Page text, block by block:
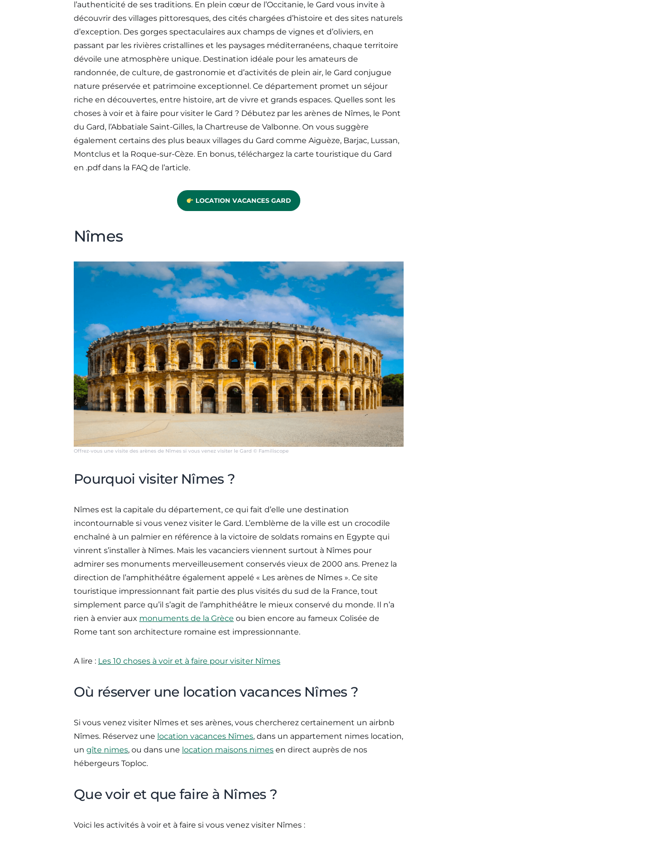
l’authenticité de ses traditions. En plein cœur de l’Occitanie, le Gard vous invite à
découvrir des villages pittoresques, des cités chargées d’histoire et des sites naturels
d’exception. Des gorges spectaculaires aux champs de vignes et d’oliviers, en
passant par les rivières cristallines et les paysages méditerranéens, chaque territoire
dévoile une atmosphère unique. Destination idéale pour les amateurs de
randonnée, de culture, de gastronomie et d’activités de plein air, le Gard conjugue
nature préservée et patrimoine exceptionnel. Ce département promet un séjour
riche en découvertes, entre histoire, art de vivre et grands espaces. Quelles sont les
choses à voir et à faire pour visiter le Gard ? Débutez par les arènes de Nîmes, le Pont
du Gard, l’Abbatiale Saint-Gilles, la Chartreuse de Valbonne. On vous suggère
également certains des plus beaux villages du Gard comme Aiguèze, Barjac, Lussan,
Montclus et la Roque-sur-Cèze. En bonus, téléchargez la carte touristique du Gard
en .pdf dans la FAQ de l’article.
LOCATION VACANCES GARD
Nîmes
Offrez-vous une visite des arènes de Nîmes si vous venez visiter le Gard © Familiscope
Pourquoi visiter Nîmes ?
Nîmes est la capitale du département, ce qui fait d’elle une destination
incontournable si vous venez visiter le Gard. L’emblème de la ville est un crocodile
enchaîné à un palmier en référence à la victoire de soldats romains en Egypte qui
vinrent s’installer à Nîmes. Mais les vacanciers viennent surtout à Nîmes pour
admirer ses monuments merveilleusement conservés vieux de 2000 ans. Prenez la
direction de l’amphithéâtre également appelé « Les arènes de Nîmes ». Ce site
touristique impressionnant fait partie des plus visités du sud de la France, tout
simplement parce qu’il s’agit de l’amphithéâtre le mieux conservé du monde. Il n’a
rien à envier aux monuments de la Grèce ou bien encore au fameux Colisée de
Rome tant son architecture romaine est impressionnante.
A lire : Les 10 choses à voir et à faire pour visiter Nîmes
Où réserver une location vacances Nîmes ?
Si vous venez visiter Nîmes et ses arènes, vous chercherez certainement un airbnb
Nîmes. Réservez une location vacances Nîmes, dans un appartement nimes location,
un gîte nimes, ou dans une location maisons nimes en direct auprès de nos
hébergeurs Toploc.
Que voir et que faire à Nîmes ?
Voici les activités à voir et à faire si vous venez visiter Nîmes :